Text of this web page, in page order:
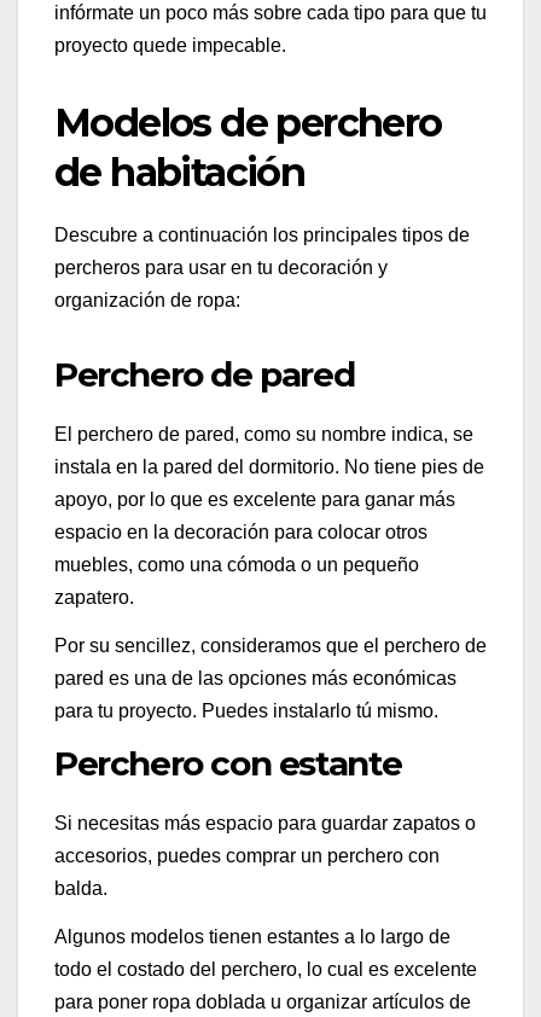
infórmate un poco más sobre cada tipo para que tu
proyecto quede impecable.
Modelos de perchero
de habitación
Descubre a continuación los principales tipos de
percheros para usar en tu decoración y
organización de ropa:
Perchero de pared
El perchero de pared, como su nombre indica, se
instala en la pared del dormitorio. No tiene pies de
apoyo, por lo que es excelente para ganar más
espacio en la decoración para colocar otros
muebles, como una cómoda o un pequeño
zapatero.
Por su sencillez, consideramos que el perchero de
pared es una de las opciones más económicas
para tu proyecto. Puedes instalarlo tú mismo.
Perchero con estante
Si necesitas más espacio para guardar zapatos o
accesorios, puedes comprar un perchero con
balda.
Algunos modelos tienen estantes a lo largo de
todo el costado del perchero, lo cual es excelente
para poner ropa doblada u organizar artículos de